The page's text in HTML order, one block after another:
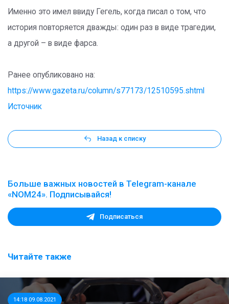
Именно это имел ввиду Гегель, когда писал о том, что
история повторяется дважды: один раз в виде трагедии,
а другой – в виде фарса.
Ранее опубликовано на:
https://www.gazeta.ru/column/s77173/12510595.shtml
Источник
Назад к списку
Больше важных новостей в Telegram-канале
«NOM24». Подписывайся!
Подписаться
Читайте также
14:18 09.08.2021